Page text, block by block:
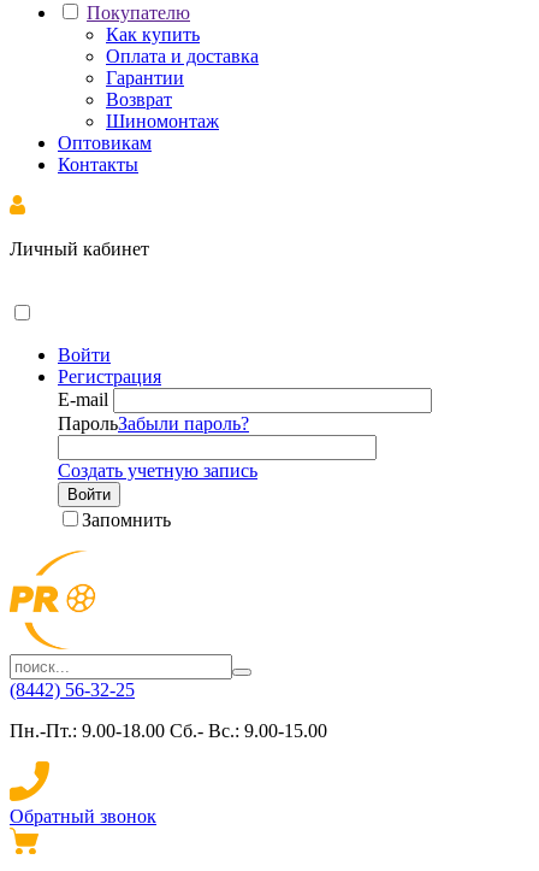
Покупателю
Как купить
Оплата и доставка
Гарантии
Возврат
Шиномонтаж
Оптовикам
Контакты
Личный кабинет
Войти
Регистрация
E-mail
ПарольЗабыли пароль?
Создать учетную запись
Войти
Запомнить
(8442) 56-32-25
Пн.-Пт.: 9.00-18.00 Сб.- Вс.: 9.00-15.00
Обратный звонок